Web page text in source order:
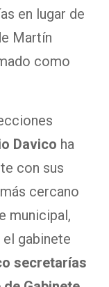
en lugar de
Martín
como
Davico ha
con sus
cercano
municipal,
gabinete
secretarías